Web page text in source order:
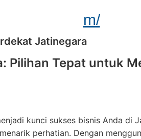
m/
Jatinegara
Pilihan Tepat untuk
kunci sukses bisnis Anda di
perhatian. Dengan